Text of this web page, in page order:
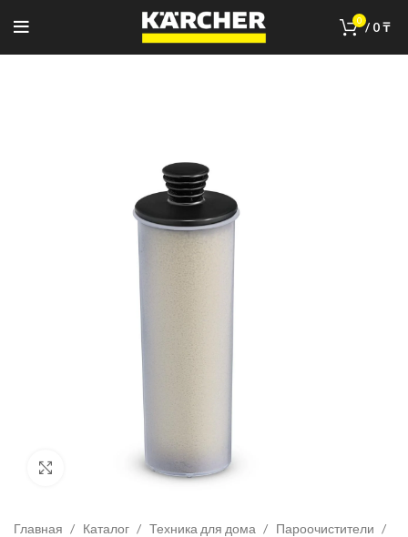
0 / 0₸
Нажмите, чтобы увеличить изображение
Главная Каталог Техника для дома
Пароочистители